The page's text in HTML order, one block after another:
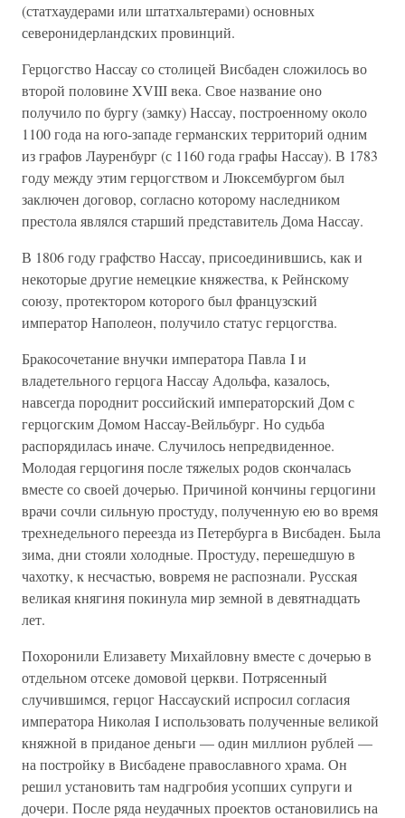
(статхаудерами или штатхальтерами) основных
северонидерландских провинций.
Герцогство Нассау со столицей Висбаден сложилось во
второй половине XVIII века. Свое название оно
получило по бургу (замку) Нассау, построенному около
1100 года на юго-западе германских территорий одним
из графов Лауренбург (с 1160 года графы Нассау). В 1783
году между этим герцогством и Люксембургом был
заключен договор, согласно которому наследником
престола являлся старший представитель Дома Нассау.
В 1806 году графство Нассау, присоединившись, как и
некоторые другие немецкие княжества, к Рейнскому
союзу, протектором которого был французский
император Наполеон, получило статус герцогства.
Бракосочетание внучки императора Павла I и
владетельного герцога Нассау Адольфа, казалось,
навсегда породнит российский императорский Дом с
герцогским Домом Нассау-Вейльбург. Но судьба
распорядилась иначе. Случилось непредвиденное.
Молодая герцогиня после тяжелых родов скончалась
вместе со своей дочерью. Причиной кончины герцогини
врачи сочли сильную простуду, полученную ею во время
трехнедельного переезда из Петербурга в Висбаден. Была
зима, дни стояли холодные. Простуду, перешедшую в
чахотку, к несчастью, вовремя не распознали. Русская
великая княгиня покинула мир земной в девятнадцать
лет.
Похоронили Елизавету Михайловну вместе с дочерью в
отдельном отсеке домовой церкви. Потрясенный
случившимся, герцог Нассауский испросил согласия
императора Николая I использовать полученные великой
княжной в приданое деньги — один миллион рублей —
на постройку в Висбадене православного храма. Он
решил установить там надгробия усопших супруги и
дочери. После ряда неудачных проектов остановились на